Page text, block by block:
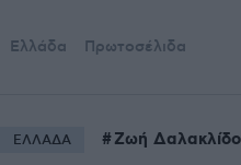
Ελλάδα Πρωτοσέλιδα
ΕΛΛΑΔΑ Ζωή